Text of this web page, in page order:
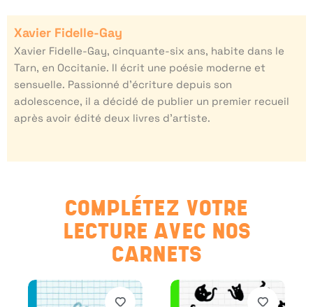
Xavier Fidelle-Gay
Xavier Fidelle-Gay, cinquante-six ans, habite dans le
Tarn, en Occitanie. Il écrit une poésie moderne et
sensuelle. Passionné d’écriture depuis son
adolescence, il a décidé de publier un premier recueil
après avoir édité deux livres d’artiste.
COMPLÉTEZ VOTRE
LECTURE AVEC NOS
CARNETS